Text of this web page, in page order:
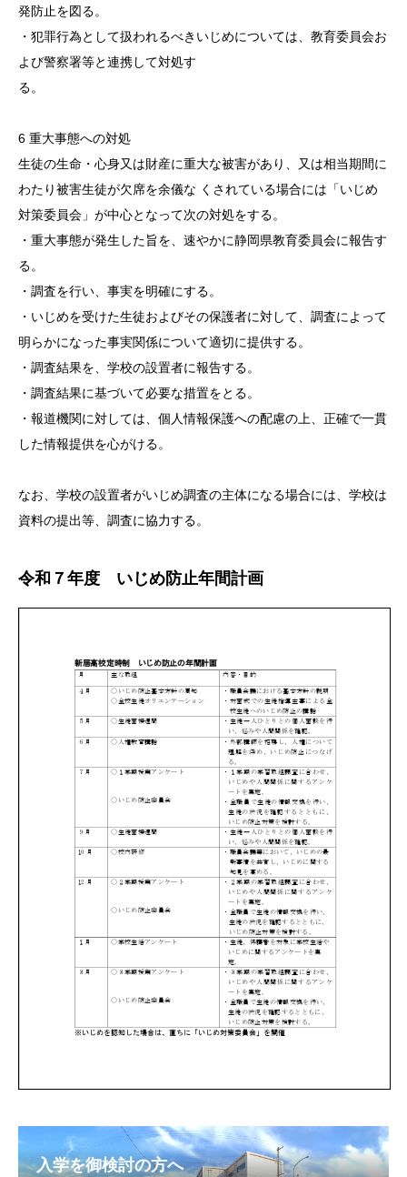
発防止を図る。
・犯罪行為として扱われるべきいじめについては、教育委員会お
よび警察署等と連携して対処す
る。
6 重大事態への対処
生徒の生命・心身又は財産に重大な被害があり、又は相当期間に
わたり被害生徒が欠席を余儀な くされている場合には「いじめ
対策委員会」が中心となって次の対処をする。
・重大事態が発生した旨を、速やかに静岡県教育委員会に報告す
る。
・調査を行い、事実を明確にする。
・いじめを受けた生徒およびその保護者に対して、調査によって
明らかになった事実関係について適切に提供する。
・調査結果を、学校の設置者に報告する。
・調査結果に基づいて必要な措置をとる。
・報道機関に対しては、個人情報保護への配慮の上、正確で一貫
した情報提供を心がける。
なお、学校の設置者がいじめ調査の主体になる場合には、学校は
資料の提出等、調査に協力する。
令和７年度 いじめ防止年間計画
入学を御検討の方へ